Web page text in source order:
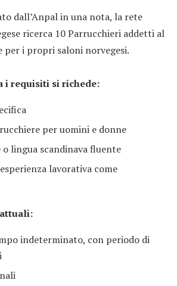
dall’Anpal in una nota, la rete
ricerca 10 Parrucchieri addetti al
per i propri saloni norvegesi.
i requisiti si richede:
per uomini e donne
lingua scandinava fluente
lavorativa come
indeterminato, con periodo di